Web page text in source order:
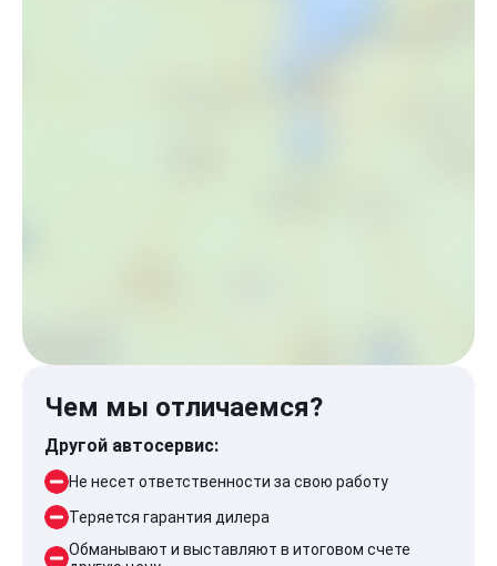
Чем мы отличаемся?
Другой автосервис:
Не несет ответственности за свою работу
Теряется гарантия дилера
Обманывают и выставляют в итоговом счете